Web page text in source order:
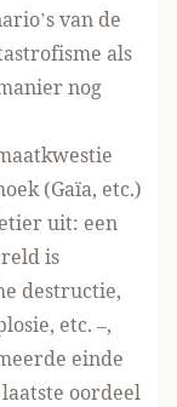
van de
als
nog
(Gaïa, etc.)
uit: een
is
destructie,
etc. –,
einde
oordeel